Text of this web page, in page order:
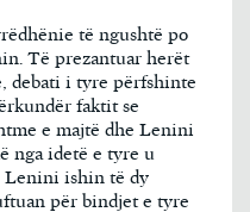
të ngushtë po
Të prezantuar herët
debati i tyre përfshinte
faktit se
e majtë dhe Lenini
nga idetë e tyre u
Lenini ishin të dy
për bindjet e tyre